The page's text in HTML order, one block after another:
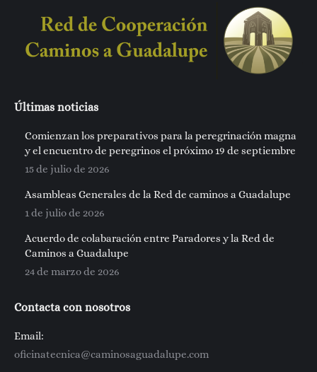
Últimas noticias
Comienzan los preparativos para la peregrinación magna
y el encuentro de peregrinos el próximo 19 de septiembre
15 de julio de 2026
Asambleas Generales de la Red de caminos a Guadalupe
1 de julio de 2026
Acuerdo de colabaración entre Paradores y la Red de
Caminos a Guadalupe
24 de marzo de 2026
Contacta con nosotros
Email:
oficinatecnica@caminosaguadalupe.com